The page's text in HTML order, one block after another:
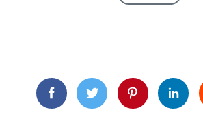
FacebookTwitterPinterest